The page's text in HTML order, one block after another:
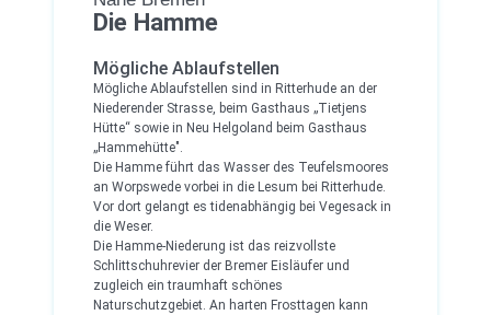
Die Hamme
Mögliche Ablaufstellen
Mögliche Ablaufstellen sind in Ritterhude an der
Niederender Strasse, beim Gasthaus „Tietjens
Hütte“ sowie in Neu Helgoland beim Gasthaus
„Hammehütte".
Die Hamme führt das Wasser des Teufelsmoores
an Worpswede vorbei in die Lesum bei Ritterhude.
Vor dort gelangt es tidenabhängig bei Vegesack in
die Weser.
Die Hamme-Niederung ist das reizvollste
Schlittschuhrevier der Bremer Eisläufer und
zugleich ein traumhaft schönes
Naturschutzgebiet. An harten Frosttagen kann